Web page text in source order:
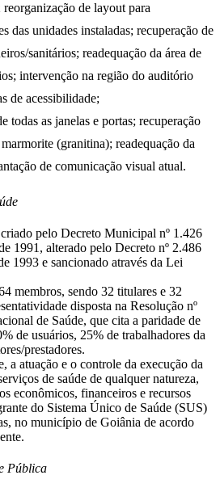
de layout para
das unidades instaladas; recuperação de
sanitários; readequação da área de
intervenção na região do auditório
de acessibilidade;
todas as janelas e portas; recuperação
(granitina); readequação da
de comunicação visual atual.
pelo Decreto Municipal nº 1.426
1991, alterado pelo Decreto nº 2.486
1993 e sancionado através da Lei
membros, sendo 32 titulares e 32
disposta na Resolução nº
de Saúde, que cita a paridade de
de usuários, 25% de trabalhadores da
prestadores.
a atuação e o controle da execução da
de saúde de qualquer natureza,
econômicos, financeiros e recursos
do Sistema Único de Saúde (SUS)
no município de Goiânia de acordo
Pública